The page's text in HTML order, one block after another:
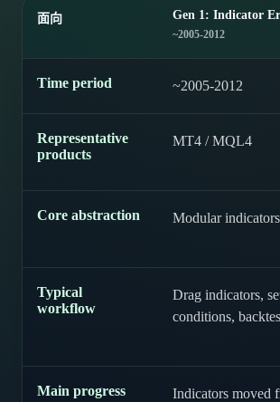
面向 Gen 1: Indicator
~2005-2012
Time period ~2005-2012
Representative
products
MT4 / MQL4
Core abstraction Modular indicators
Typical
workflow
Drag indicators,
conditions,
Main progress
Indicators moved